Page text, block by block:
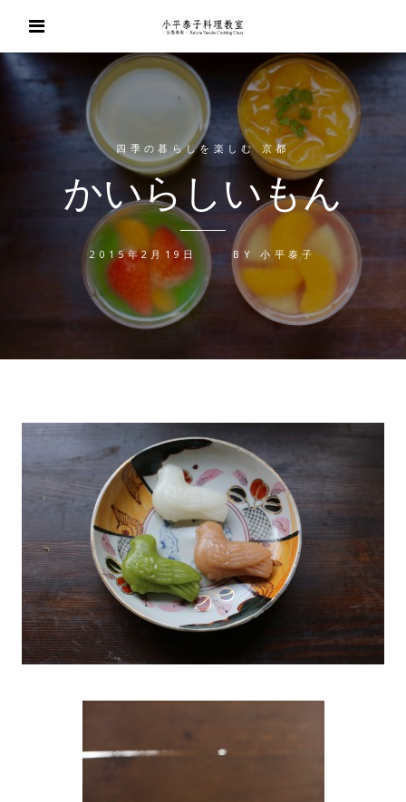
四季の暮らしを楽しむ 京都
かいらしいもん
2015年2月19日 BY小平泰子